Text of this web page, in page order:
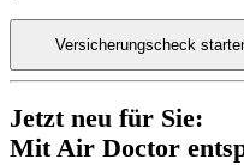
Versicherungscheck
Jetzt neu für Sie:
Mit Air Doctor